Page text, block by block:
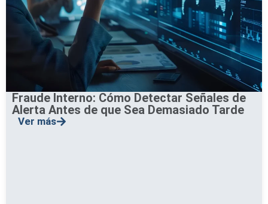
Fraude Interno: Cómo Detectar Señales de
Alerta Antes de que Sea Demasiado Tarde
Ver más